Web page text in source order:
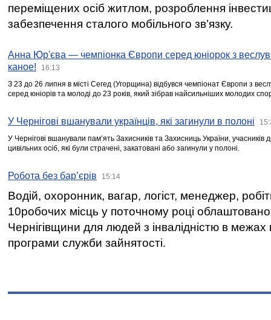
переміщених осіб житлом, розроблення
забезпечення сталого мобільного зв’язку.
Анна Юр'єва — чемпіонка Європи серед юніорок з
каное!
16:13
З 23 до 26 липня в місті Сегед (Угорщина) відбувся чемпіонат Європи з
серед юніорів та молоді до 23 років, який зібрав найсильніших молодих
У Чернігові вшанували українців, які загинули в полоні
У Чернігові вшанували пам’ять Захисників та Захисниць України,
цивільних осіб, які були страчені, закатовані або загинули у полоні.
Робота без бар’єрів 15:14
Водій, охоронник, вагар, логіст, менеджер,
10робочих місць у поточному році
Чернігівщини для людей з інвалідністю в межах
програми служби зайнятості.